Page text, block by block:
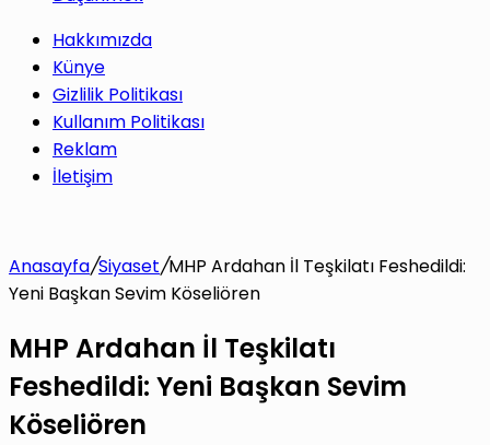
Hakkımızda
Künye
Gizlilik Politikası
Kullanım Politikası
Reklam
İletişim
Anasayfa/Siyaset/MHP Ardahan İl Teşkilatı Feshedildi:
Yeni Başkan Sevim Köseliören
MHP Ardahan İl Teşkilatı
Feshedildi: Yeni Başkan Sevim
Köseliören